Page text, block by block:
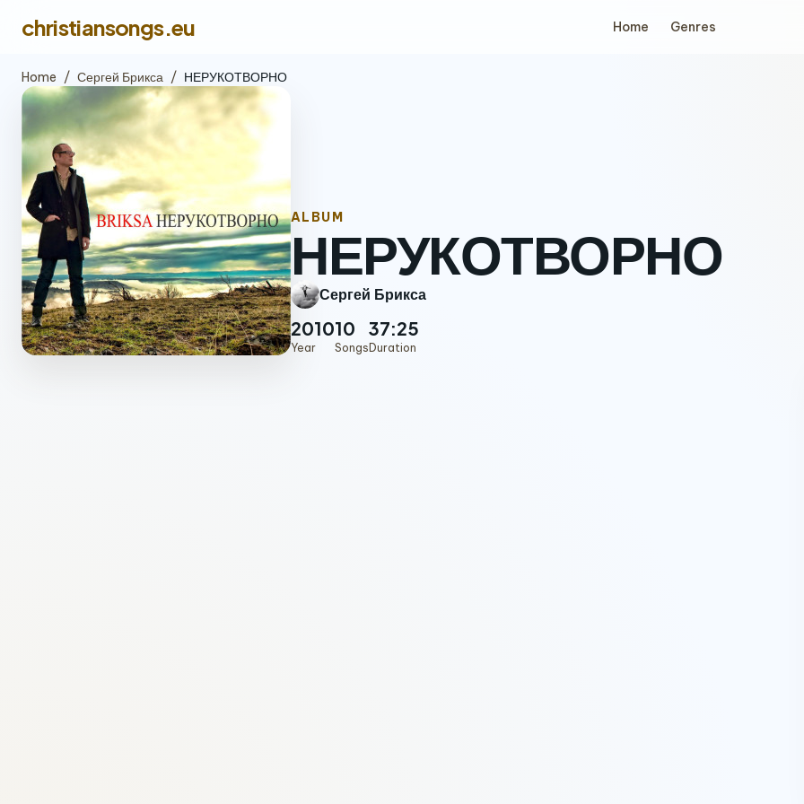
christiansongs.eu Home Genres
Home / Сергей Брикса / НЕРУКОТВОРНО
ALBUM
НЕРУКОТВОРНО
Сергей Брикса
2010
Year
10
Songs
37:25
Duration